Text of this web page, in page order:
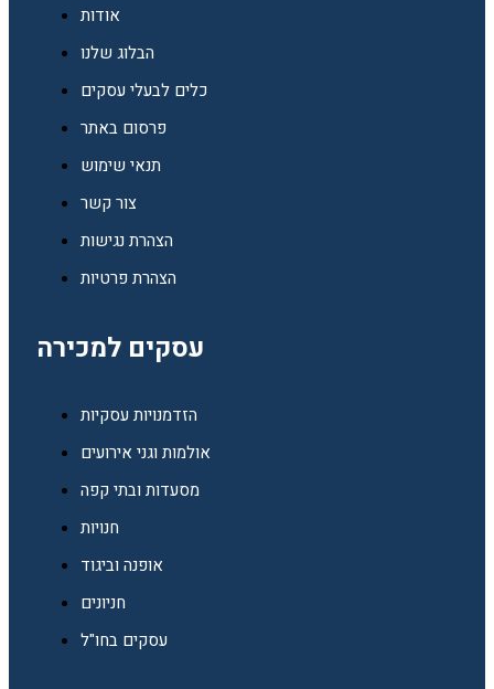
אודות
הבלוג שלנו
כלים לבעלי עסקים
פרסום באתר
תנאי שימוש
צור קשר
הצהרת נגישות
הצהרת פרטיות
עסקים למכירה
הזדמנויות עסקיות
אולמות וגני אירועים
מסעדות ובתי קפה
חנויות
אופנה וביגוד
חניונים
עסקים בחו"ל